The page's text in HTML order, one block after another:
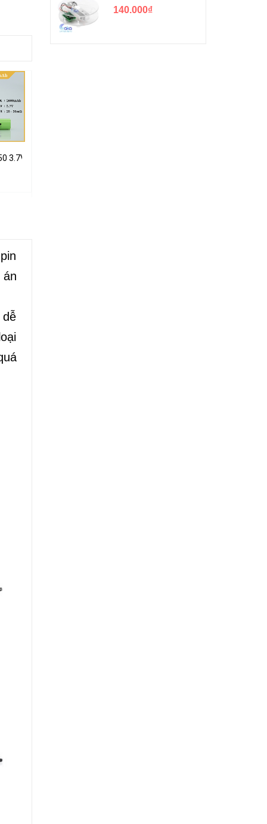
tải cao
3.7V 2600mah đầu nhọn sử dụng cho đèn pin cầm tay, micro...
án
140.000₫